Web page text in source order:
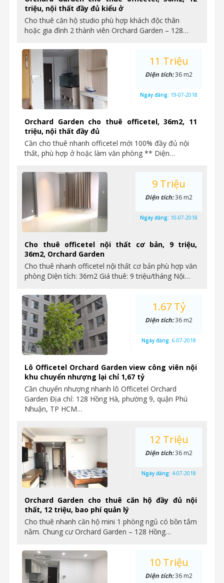
triệu, nội thất đầy đủ kiểu ở
Cho thuê căn hộ studio phù hợp khách độc thân
hoặc gia đình 2 thành viên Orchard Garden – 128…
Orchard Garden cho thuê officetel, 36m2, 11
triệu, nội thất đầy đủ
Cần cho thuê nhanh officetel mới 100% đầy đủ nội
thất, phù hợp ở hoặc làm văn phòng ** Diện…
11 Triệu
Diện tích:36 m2
Ngày đăng: 19-07-2018
Cho thuê officetel nội thất cơ bản, 9 triệu,
36m2, Orchard Garden
Cho thuê nhanh officetel nội thất cơ bản phù hợp văn
phòng Diện tích: 36m2 Giá thuê: 9 triệu/tháng Nội…
9 Triệu
Diện tích:36 m2
Ngày đăng: 10-07-2018
Lô Officetel Orchard Garden view công viên nội
khu chuyển nhượng lại chỉ 1,67 tỷ
Cần chuyển nhượng nhanh lô Officetel Orchard
Garden Địa chỉ: 128 Hồng Hà, phường 9, quận Phú
Nhuận, TP HCM…
1.67 Tỷ
Diện tích:36 m2
Ngày đăng: 6-07-2018
Orchard Garden cho thuê căn hộ đầy đủ nội
thất, 12 triệu, bao phí quản lý
Cho thuê nhanh căn hộ mini 1 phòng ngủ có bồn tắm
nằm. Chung cư Orchard Garden – 128 Hồng…
12 Triệu
Diện tích:36 m2
Ngày đăng: 4-07-2018
10 Triệu
Diện tích:36 m2